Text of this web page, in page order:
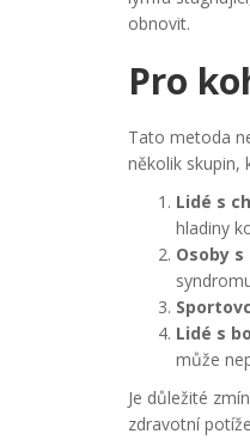
obnovit.
Pro
Tato metoda
několik skupin,
Lidé s
hladiny
Osoby
Lidé s
může
Je důležité
zdravotní